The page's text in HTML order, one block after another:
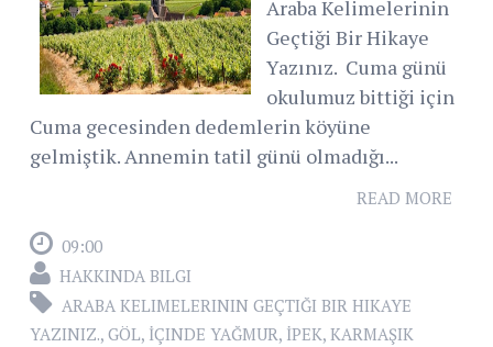
Araba Kelimelerinin
Geçtiği Bir Hikaye
Yazınız. Cuma günü
okulumuz bittiği için
Cuma gecesinden dedemlerin köyüne
gelmiştik. Annemin tatil günü olmadığı...
READ MORE
09:00
HAKKINDA BILGI
ARABA KELIMELERININ GEÇTIĞI BIR HIKAYE
YAZINIZ., GÖL, İÇINDE YAĞMUR, İPEK, KARMAŞIK